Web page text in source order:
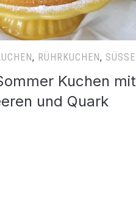
, RÜHRKUCHEN, SÜSSES
Kuchen mit
und Quark